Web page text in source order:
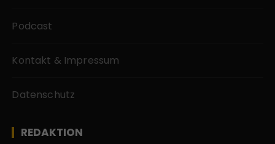
Podcast
Kontakt & Impressum
Datenschutz
REDAKTION